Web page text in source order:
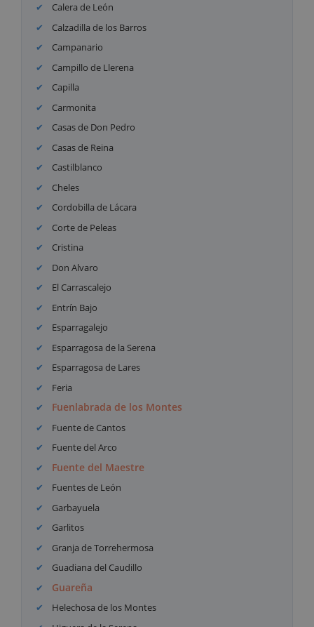
Calera de León
Calzadilla de los Barros
Campanario
Campillo de Llerena
Capilla
Carmonita
Casas de Don Pedro
Casas de Reina
Castilblanco
Cheles
Cordobilla de Lácara
Corte de Peleas
Cristina
Don Alvaro
El Carrascalejo
Entrín Bajo
Esparragalejo
Esparragosa de la Serena
Esparragosa de Lares
Feria
Fuenlabrada de los Montes
Fuente de Cantos
Fuente del Arco
Fuente del Maestre
Fuentes de León
Garbayuela
Garlitos
Granja de Torrehermosa
Guadiana del Caudillo
Guareña
Helechosa de los Montes